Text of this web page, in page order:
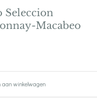
Seleccion
Macabeo
aan winkelwagen